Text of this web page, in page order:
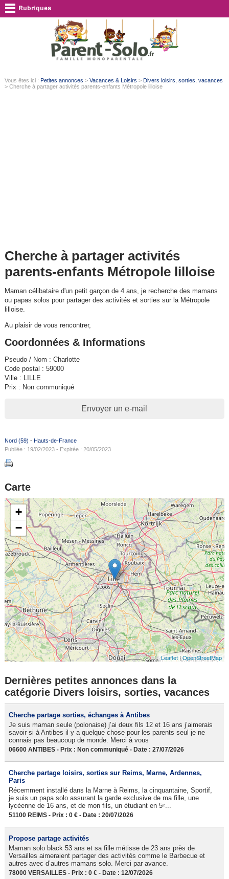
Vous êtes ici : Petites annonces > Vacances & Loisirs > Divers loisirs, sorties, vacances
> Cherche à partager activités parents-enfants Métropole lilloise
Cherche à partager activités
parents-enfants Métropole lilloise
Maman célibataire d'un petit garçon de 4 ans, je recherche des mamans
ou papas solos pour partager des activités et sorties sur la Métropole
lilloise.
Au plaisir de vous rencontrer,
Coordonnées & Informations
Pseudo / Nom : Charlotte
Code postal : 59000
Ville : LILLE
Prix : Non communiqué
Envoyer un e-mail
Nord (59) - Hauts-de-France
Publiée : 19/02/2023 - Expirée : 20/05/2023
Carte
+
−
Leaflet |OpenStreetMap
Dernières petites annonces dans la
catégorie Divers loisirs, sorties, vacances
Cherche partage sorties, échanges à Antibes
Je suis maman seule (polonaise) j’ai deux fils 12 et 16 ans j’aimerais
savoir si à Antibes il y a quelque chose pour les parents seul je ne
connais pas beaucoup de monde. Merci à vous
06600 ANTIBES - Prix : Non communiqué - Date : 27/07/2026
Cherche partage loisirs, sorties sur Reims, Marne, Ardennes,
Paris
Récemment installé dans la Marne à Reims, la cinquantaine, Sportif,
je suis un papa solo assurant la garde exclusive de ma fille, une
lycéenne de 16 ans, et de mon fils, un étudiant en 5ᵉ...
51100 REIMS - Prix : 0 € - Date : 20/07/2026
Propose partage activités
Maman solo black 53 ans et sa fille métisse de 23 ans près de
Versailles aimeraient partager des activités comme le Barbecue et
autres avec d’autres mamans solo. Merci par avance.
78000 VERSAILLES - Prix : 0 € - Date : 12/07/2026